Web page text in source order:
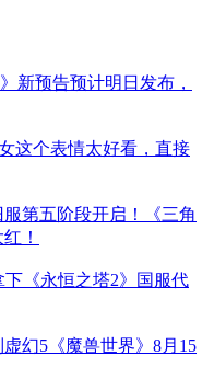
》新预告预计明日发布，
这个表情太好看，直接
第五阶段开启！《三角
！
下《永恒之塔2》国服代
幻5《魔兽世界》8月15